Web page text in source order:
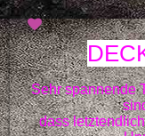
Sehr spannende
dass